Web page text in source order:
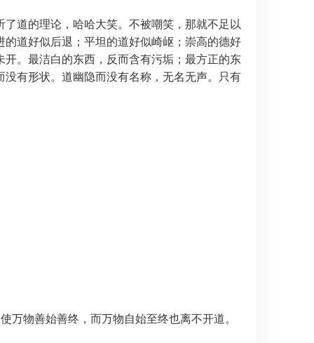
道的理论，哈哈大笑。不被嘲笑，那就不足以
道好似后退；平坦的道好似崎岖；崇高的德好
。最洁白的东西，反而含有污垢；最方正的东
有形状。道幽隐而没有名称，无名无声。只有
物善始善终，而万物自始至终也离不开道。